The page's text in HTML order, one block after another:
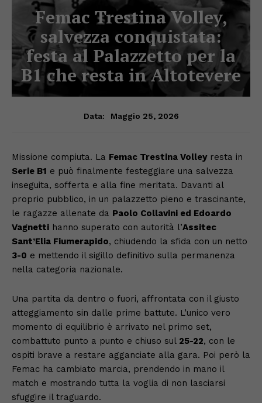
Femac Trestina Volley,
salvezza conquistata:
festa al Palazzetto per la
B1 che resta in Altotevere
Data: Maggio 25, 2026
Missione compiuta. La Femac Trestina Volleyresta in
Serie B1 e può finalmente festeggiare una salvezza
inseguita, sofferta e alla fine meritata. Davanti al
proprio pubblico, in un palazzetto pieno e trascinante,
le ragazze allenate da Paolo Collavini ed Edoardo
Vagnetti hanno superato con autorità l’Assitec
Sant’Elia Fiumerapido, chiudendo la sfida con un netto
3-0 e mettendo il sigillo definitivo sulla permanenza
nella categoria nazionale.
Una partita da dentro o fuori, affrontata con il giusto
atteggiamento sin dalle prime battute. L’unico vero
momento di equilibrio è arrivato nel primo set,
combattuto punto a punto e chiuso sul 25-22, con le
ospiti brave a restare agganciate alla gara. Poi però la
Femac ha cambiato marcia, prendendo in mano il
match e mostrando tutta la voglia di non lasciarsi
sfuggire il traguardo.